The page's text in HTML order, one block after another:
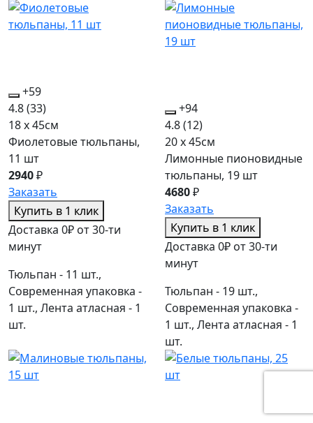
+59
4.8(33)
18 x 45см
Фиолетовые тюльпаны,
11 шт
2940₽
Заказать
Купить в 1 клик
Доставка 0₽ от 30-ти
минут
Тюльпан - 11 шт.,
Современная упаковка -
1 шт., Лента атласная - 1
шт.
+94
4.8(12)
20 x 45см
Лимонные пионовидные
тюльпаны, 19 шт
4680₽
Заказать
Купить в 1 клик
Доставка 0₽ от 30-ти
минут
Тюльпан - 19 шт.,
Современная упаковка -
1 шт., Лента атласная - 1
шт.